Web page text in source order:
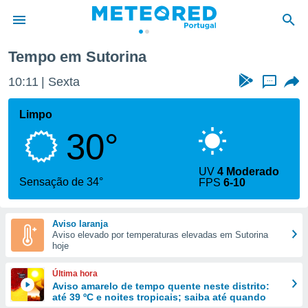
da
foi
fornecidas
a este
das
e
forma
digital
Tempo em Sutorina
10:11 Sexta ...
Limpo
30°
Sensação de 34°
UV4 Moderado
FPS6-10
Aviso laranja
Aviso elevado por temperaturas elevadas em Sutorina
hoje
Última hora
Aviso amarelo de tempo quente neste distrito:
até 39 ºC e noites tropicais; saiba até quando